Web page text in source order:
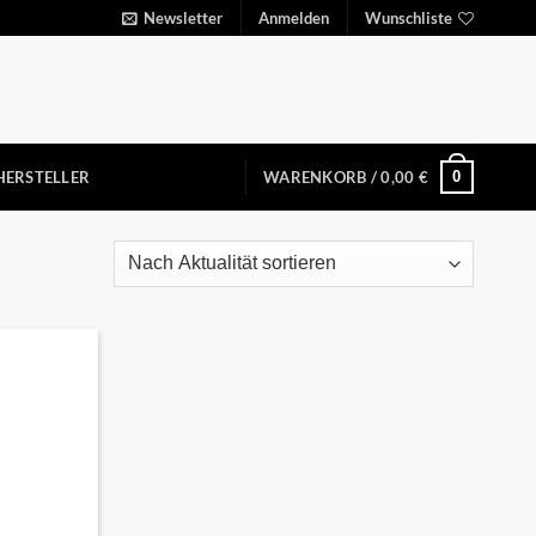
Newsletter Anmelden Wunschliste
WARENKORB /0,00 € 0